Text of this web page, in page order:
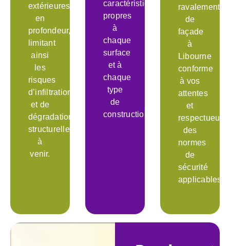
extérieures
en
profondeur,
limitant
ainsi
les
risques
d’infiltration
et de
dégradation
structurelle
à
venir.
caractéristiques
propres
à
chaque
surface
et à
chaque
type
de
construction.
ravalement
de
façade
à
Libourne
conforme
à vos
attentes
et
respectueux
des
normes
de
sécurité
applicables.